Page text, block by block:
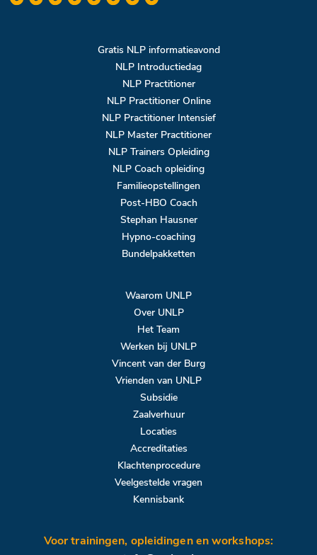
Gratis NLP informatieavond
NLP Introductiedag
NLP Practitioner
NLP Practitioner Online
NLP Practitioner Intensief
NLP Master Practitioner
NLP Trainers Opleiding
NLP Coach opleiding
Familieopstellingen
Post-HBO Coach
Stephan Hausner
Hypno-coaching
Bundelpakketten
Waarom UNLP
Over UNLP
Het Team
Werken bij UNLP
Vincent van der Burg
Vrienden van UNLP
Subsidie
Zaalverhuur
Locaties
Accreditaties
Klachtenprocedure
Veelgestelde vragen
Kennisbank
Voor trainingen, opleidingen en workshops: